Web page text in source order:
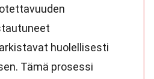
huolellisesti
Tämä prosessi